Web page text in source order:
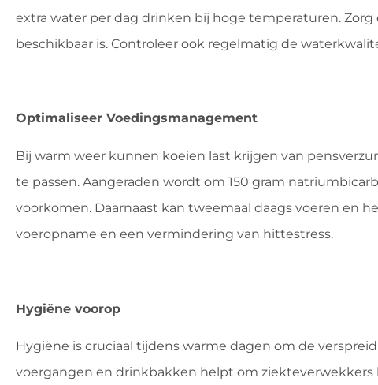
extra water per dag drinken bij hoge temperaturen.
beschikbaar is. Controleer ook regelmatig de
Optimaliseer Voedingsmanagement
Bij warm weer kunnen koeien last krijgen van
te passen. Aangeraden wordt om 150 gram
voorkomen. Daarnaast kan tweemaal daags voeren en
voeropname en een vermindering van hittestress.
Hygiëne voorop
Hygiëne is cruciaal tijdens warme dagen om de
voergangen en drinkbakken helpt om